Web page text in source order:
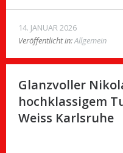
14. JANUAR 2026
Veröffentlicht in:Allgemein
Glanzvoller
hochklassigem
Weiss Karlsruhe